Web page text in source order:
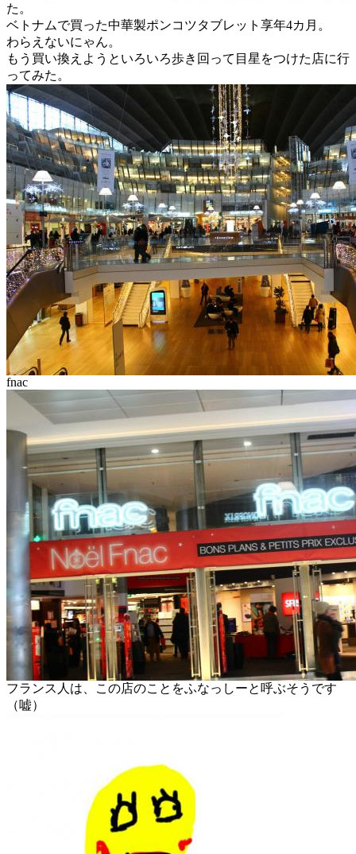
た。
ベトナムで買った中華製ポンコツタブレット享年4カ月。
わらえないにゃん。
もう買い換えようといろいろ歩き回って目星をつけた店に行
ってみた。
fnac
フランス人は、この店のことをふなっしーと呼ぶそうです
（嘘）